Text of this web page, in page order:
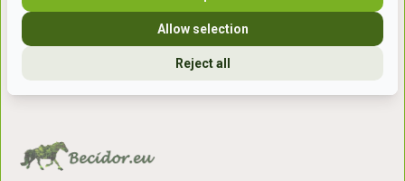
+31 (0) 639755891
Reject all
Allow selection